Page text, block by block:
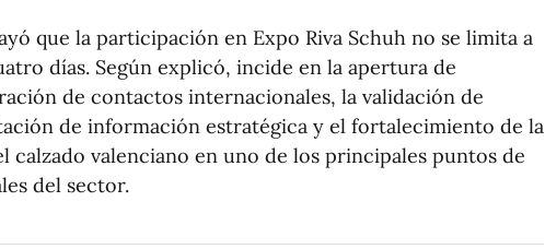
que la participación en Expo Riva Schuh no se limita a
días. Según explicó, incide en la apertura de
de contactos internacionales, la validación de
de información estratégica y el fortalecimiento de la
calzado valenciano en uno de los principales puntos de
del sector.